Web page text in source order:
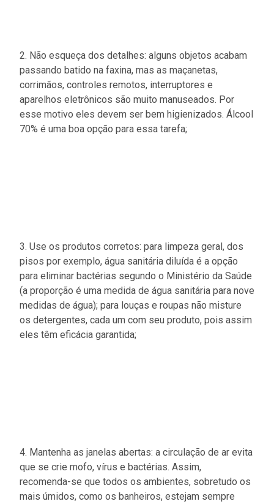
2. Não esqueça dos detalhes: alguns objetos acabam
passando batido na faxina, mas as maçanetas,
corrimãos, controles remotos, interruptores e
aparelhos eletrônicos são muito manuseados. Por
esse motivo eles devem ser bem higienizados. Álcool
70% é uma boa opção para essa tarefa;
3. Use os produtos corretos: para limpeza geral, dos
pisos por exemplo, água sanitária diluída é a opção
para eliminar bactérias segundo o Ministério da Saúde
(a proporção é uma medida de água sanitária para nove
medidas de água); para louças e roupas não misture
os detergentes, cada um com seu produto, pois assim
eles têm eficácia garantida;
4. Mantenha as janelas abertas: a circulação de ar evita
que se crie mofo, vírus e bactérias. Assim,
recomenda-se que todos os ambientes, sobretudo os
mais úmidos, como os banheiros, estejam sempre